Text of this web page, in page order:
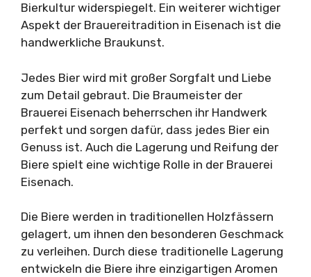
Bierkultur widerspiegelt. Ein weiterer wichtiger
Aspekt der Brauereitradition in Eisenach ist die
handwerkliche Braukunst.
Jedes Bier wird mit großer Sorgfalt und Liebe
zum Detail gebraut. Die Braumeister der
Brauerei Eisenach beherrschen ihr Handwerk
perfekt und sorgen dafür, dass jedes Bier ein
Genuss ist. Auch die Lagerung und Reifung der
Biere spielt eine wichtige Rolle in der Brauerei
Eisenach.
Die Biere werden in traditionellen Holzfässern
gelagert, um ihnen den besonderen Geschmack
zu verleihen. Durch diese traditionelle Lagerung
entwickeln die Biere ihre einzigartigen Aromen